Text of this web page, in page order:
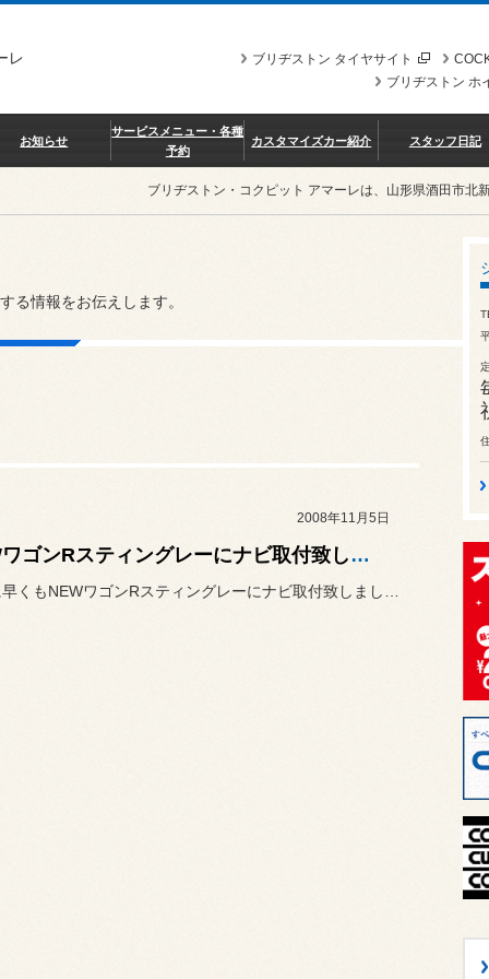
レ
ブリヂストン タイヤサイト
ブリヂストン ホ
お知らせ
サービスメニュー・各種
予約
カスタマイズカー紹介 スタッフ日記
ブリヂストン・コクピット アマーレは、山形県酒田市北
る情報をお伝えします。
2008年11月5日
NEWワゴンRスティングレーにナビ取付致しました！